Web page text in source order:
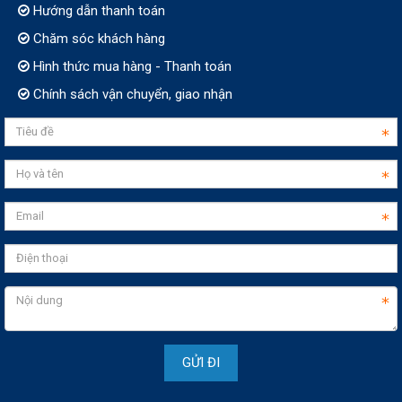
Hướng dẫn thanh toán
Chăm sóc khách hàng
Hình thức mua hàng - Thanh toán
Chính sách vận chuyển, giao nhận